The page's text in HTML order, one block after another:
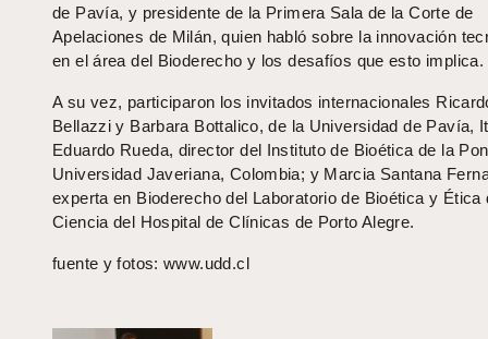
de Pavía, y presidente de la Primera Sala de la Corte de
Apelaciones de Milán, quien habló sobre la innovación
en el área del Bioderecho y los desafíos que esto implica.
A su vez, participaron los invitados internacionales
Bellazzi y Barbara Bottalico, de la Universidad de Pavía,
Eduardo Rueda, director del Instituto de Bioética de la
Universidad Javeriana, Colombia; y Marcia Santana
experta en Bioderecho del Laboratorio de Bioética y Ética
Ciencia del Hospital de Clínicas de Porto Alegre.
fuente y fotos: www.udd.cl